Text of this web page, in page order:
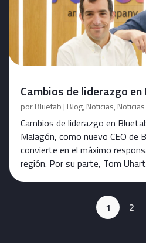
Cambios de liderazgo
porBluetab | Blog, Noticias, Noticias
Cambios de liderazgo en
Malagón, como nuevo CEO de
convierte en el máximo
región. Por su parte, Tom
1 2